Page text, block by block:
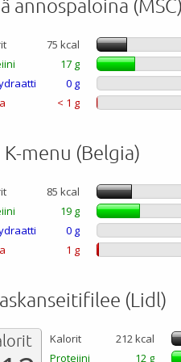
annospaloina
75 kcal
17 g
0 g
< 1 g
menu (Belgia)
85 kcal
19 g
0 g
1 g
(Lidl)
Kalorit
212 kcal
Proteiini
12 g